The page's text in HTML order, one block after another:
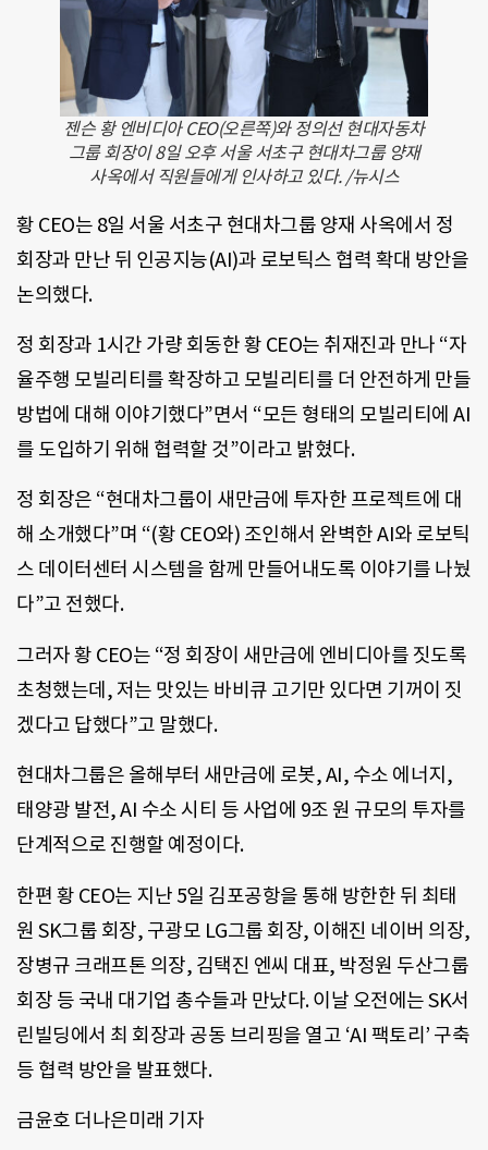
젠슨 황 엔비디아 CEO(오른쪽)와 정의선 현대자동차
그룹 회장이 8일 오후 서울 서초구 현대차그룹 양재
사옥에서 직원들에게 인사하고 있다. /뉴시스
황 CEO는 8일 서울 서초구 현대차그룹 양재 사옥에서 정
회장과 만난 뒤 인공지능(AI)과 로보틱스 협력 확대 방안을
논의했다.
정 회장과 1시간 가량 회동한 황 CEO는 취재진과 만나 “자
율주행 모빌리티를 확장하고 모빌리티를 더 안전하게 만들
방법에 대해 이야기했다”면서 “모든 형태의 모빌리티에 AI
를 도입하기 위해 협력할 것”이라고 밝혔다.
정 회장은 “현대차그룹이 새만금에 투자한 프로젝트에 대
해 소개했다”며 “(황 CEO와) 조인해서 완벽한 AI와 로보틱
스 데이터센터 시스템을 함께 만들어내도록 이야기를 나눴
다”고 전했다.
그러자 황 CEO는 “정 회장이 새만금에 엔비디아를 짓도록
초청했는데, 저는 맛있는 바비큐 고기만 있다면 기꺼이 짓
겠다고 답했다”고 말했다.
현대차그룹은 올해부터 새만금에 로봇, AI, 수소 에너지,
태양광 발전, AI 수소 시티 등 사업에 9조 원 규모의 투자를
단계적으로 진행할 예정이다.
한편 황 CEO는 지난 5일 김포공항을 통해 방한한 뒤 최태
원 SK그룹 회장, 구광모 LG그룹 회장, 이해진 네이버 의장,
장병규 크래프톤 의장, 김택진 엔씨 대표, 박정원 두산그룹
회장 등 국내 대기업 총수들과 만났다. 이날 오전에는 SK서
린빌딩에서 최 회장과 공동 브리핑을 열고 ‘AI 팩토리’ 구축
등 협력 방안을 발표했다.
금윤호 더나은미래 기자